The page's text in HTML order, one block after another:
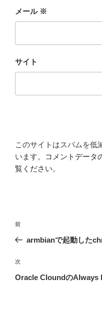
メール ※
サイト
このサイトはスパムを低
います。
コメントデータ
覧ください。
投
ビ
ゲ
前
の
稿
前
armbianで起動した
次
の
次
Oracle CloundのAlways